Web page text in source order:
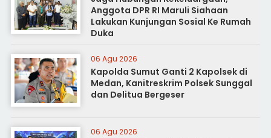
Anggota DPR RI Maruli Siahaan
Lakukan Kunjungan Sosial Ke Rumah
Duka
06 Agu 2026
Kapolda Sumut Ganti 2 Kapolsek di
Medan, Kanitreskrim Polsek Sunggal
dan Delitua Bergeser
06 Agu 2026